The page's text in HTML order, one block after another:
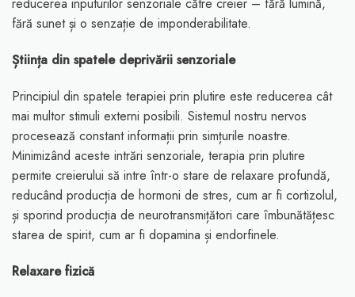
reducerea inputurilor senzoriale către creier – fără lumină,
fără sunet și o senzație de imponderabilitate.
Știința din spatele deprivării senzoriale
Principiul din spatele terapiei prin plutire este reducerea cât
mai multor stimuli externi posibili. Sistemul nostru nervos
procesează constant informații prin simțurile noastre.
Minimizând aceste intrări senzoriale, terapia prin plutire
permite creierului să intre într-o stare de relaxare profundă,
reducând producția de hormoni de stres, cum ar fi cortizolul,
și sporind producția de neurotransmițători care îmbunătățesc
starea de spirit, cum ar fi dopamina și endorfinele.
Relaxare fizică